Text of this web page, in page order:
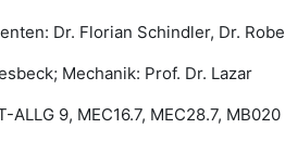
Dr. Florian Schindler, Dr.
Mechanik: Prof. Dr. Lazar
9, MEC16.7, MEC28.7, MB020